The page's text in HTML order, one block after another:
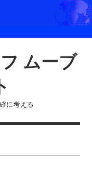
ムーブ
に考える